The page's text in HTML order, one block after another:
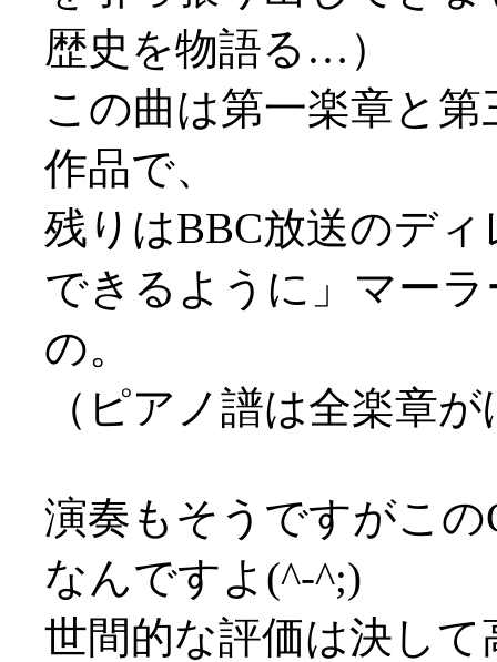
歴史を物語る…）
この曲は第一楽章と
作品で、
残りはBBC放送のデ
できるように」マー
の。
（ピアノ譜は全楽章
演奏もそうですがこ
なんですよ(^-^;)
世間的な評価は決し